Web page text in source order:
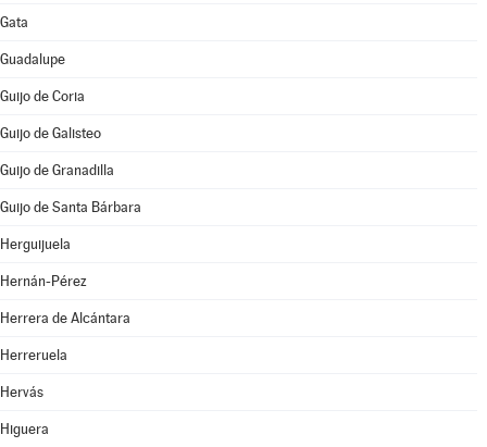
Gata
Guadalupe
Guijo de Coria
Guijo de Galisteo
Guijo de Granadilla
Guijo de Santa Bárbara
Herguijuela
Hernán-Pérez
Herrera de Alcántara
Herreruela
Hervás
Higuera